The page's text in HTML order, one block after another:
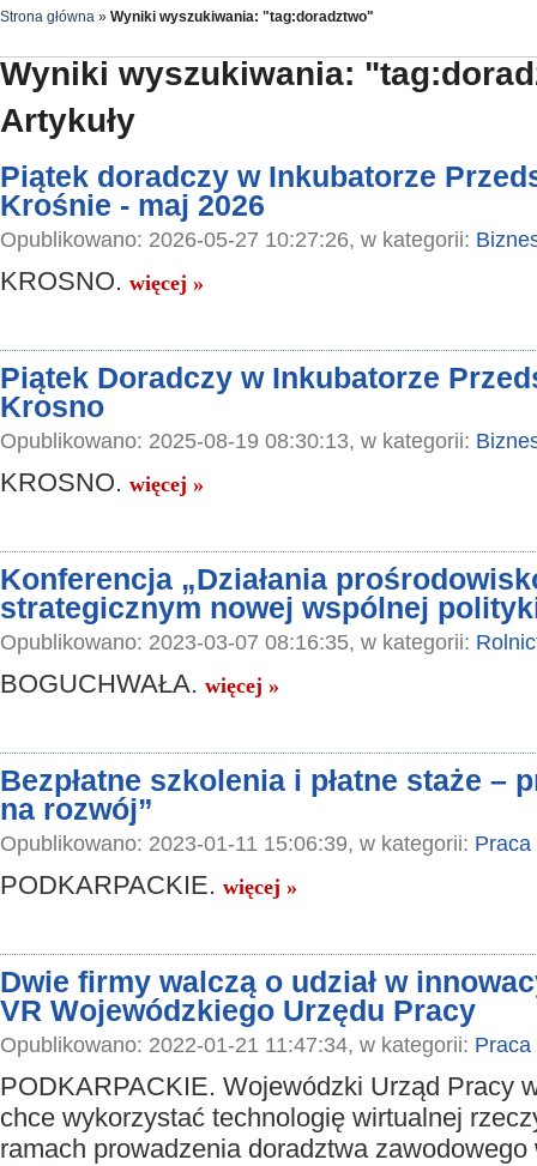
Strona główna » Wyniki wyszukiwania: "tag:doradztwo"
Wyniki wyszukiwania:
Artykuły
Piątek doradczy w Inkubatorze
Krośnie - maj 2026
Opublikowano: 2026-05-27 10:27:26, w kategorii:
KROSNO. więcej »
Piątek Doradczy w Inkubatorze
Krosno
Opublikowano: 2025-08-19 08:30:13, w kategorii:
KROSNO. więcej »
Konferencja „Działania
strategicznym nowej wspólnej
Opublikowano: 2023-03-07 08:16:35, w kategorii:
BOGUCHWAŁA. więcej »
Bezpłatne szkolenia i płatne staże –
na rozwój”
Opublikowano: 2023-01-11 15:06:39, w kategorii: Praca
PODKARPACKIE. więcej »
Dwie firmy walczą o udział w
VR Wojewódzkiego Urzędu Pracy
Opublikowano: 2022-01-21 11:47:34, w kategorii: Praca
PODKARPACKIE. Wojewódzki Urząd Pracy
chce wykorzystać technologię wirtualnej
ramach prowadzenia doradztwa zawodowego